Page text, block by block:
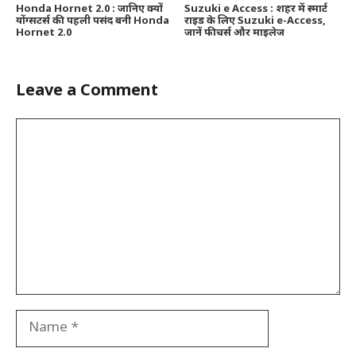
Honda Hornet 2.0 : जानिए क्यों
योंग्सटर्स की पहली पसंद बनी Honda
Hornet 2.0
Suzuki e Access : शहर में स्मार्ट
राइड के लिए Suzuki e-Access,
जानें फीचर्स और माइलेज
Leave a Comment
Name